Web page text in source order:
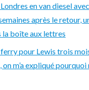
Londres en van diesel
après le retour,
la boîte aux lettres
ferry pour Lewis trois
on m’a expliqué